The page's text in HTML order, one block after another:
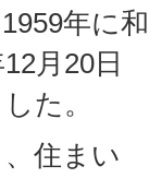
年に和
月20日
た。
住まい